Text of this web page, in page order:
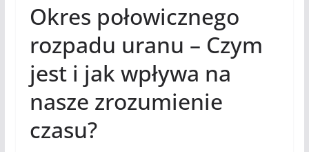
Okres połowicznego
rozpadu uranu – Czym
jest i jak wpływa na
nasze zrozumienie
czasu?